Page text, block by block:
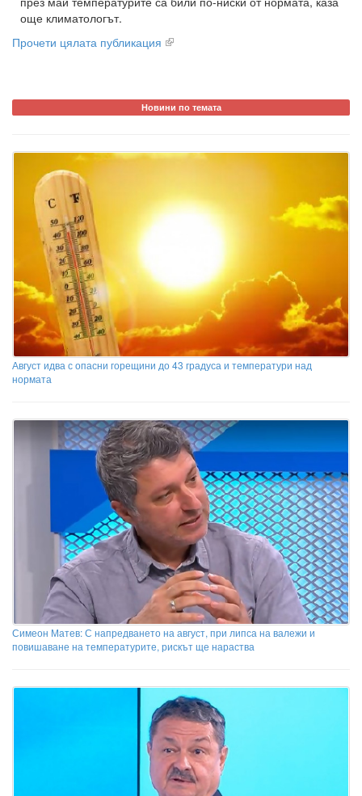
още климатологът.
Прочети цялата публикация
Новини по темата
Август идва с опасни горещини до 43 градуса и температури над
нормата
Симеон Матев: С напредването на август, при липса на валежи и
повишаване на температурите, рискът ще нараства